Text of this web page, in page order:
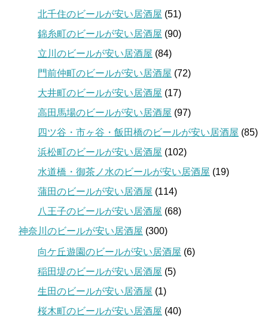
北千住のビールが安い居酒屋 (51)
錦糸町のビールが安い居酒屋 (90)
立川のビールが安い居酒屋 (84)
門前仲町のビールが安い居酒屋 (72)
大井町のビールが安い居酒屋 (17)
高田馬場のビールが安い居酒屋 (97)
四ツ谷・市ヶ谷・飯田橋のビールが安い居酒屋 (85)
浜松町のビールが安い居酒屋 (102)
水道橋・御茶ノ水のビールが安い居酒屋 (19)
蒲田のビールが安い居酒屋 (114)
八王子のビールが安い居酒屋 (68)
神奈川のビールが安い居酒屋 (300)
向ケ丘遊園のビールが安い居酒屋 (6)
稲田堤のビールが安い居酒屋 (5)
生田のビールが安い居酒屋 (1)
桜木町のビールが安い居酒屋 (40)